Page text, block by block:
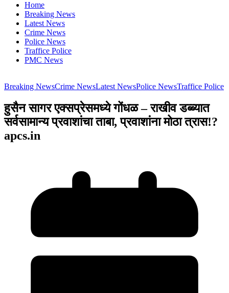
Home
Breaking News
Latest News
Crime News
Police News
Traffice Police
PMC News
Breaking NewsCrime NewsLatest NewsPolice NewsTraffice Police
हुसैन सागर एक्सप्रेसमध्ये गोंधळ – राखीव डब्ब्यात
सर्वसामान्य प्रवाशांचा ताबा, प्रवाशांना मोठा त्रास!?
apcs.in